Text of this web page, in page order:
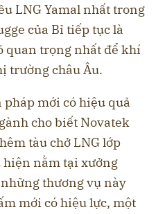
LNG Yamal nhất trong
của Bỉ tiếp tục là
quan trọng nhất để khí
trường châu Âu.
pháp mới có hiệu quả
cho biết Novatek
tàu chở LNG lớp
hiện nằm tại xưởng
thương vụ này
mới có hiệu lực, một